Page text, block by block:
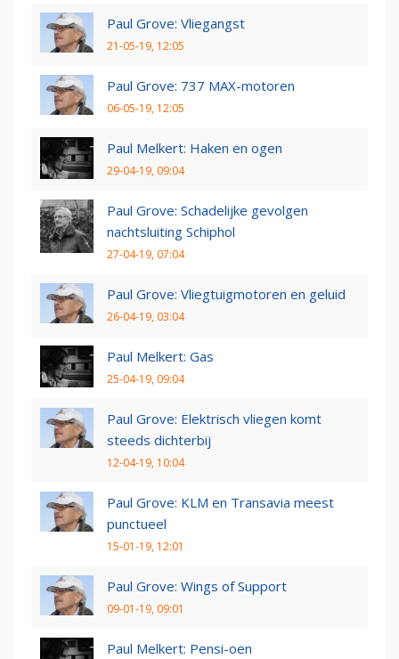
Paul Grove: Vliegangst
21-05-19, 12:05
Paul Grove: 737 MAX-motoren
06-05-19, 12:05
Paul Melkert: Haken en ogen
29-04-19, 09:04
Paul Grove: Schadelijke gevolgen
nachtsluiting Schiphol
27-04-19, 07:04
Paul Grove: Vliegtuigmotoren en geluid
26-04-19, 03:04
Paul Melkert: Gas
25-04-19, 09:04
Paul Grove: Elektrisch vliegen komt
steeds dichterbij
12-04-19, 10:04
Paul Grove: KLM en Transavia meest
punctueel
15-01-19, 12:01
Paul Grove: Wings of Support
09-01-19, 09:01
Paul Melkert: Pensi-oen